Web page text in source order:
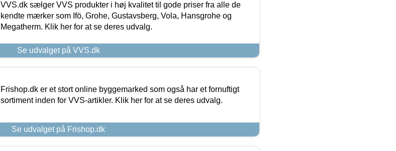
VVS.dk sælger VVS produkter i høj kvalitet til gode priser fra alle de
kendte mærker som Ifö, Grohe, Gustavsberg, Vola, Hansgrohe og
Megatherm. Klik her for at se deres udvalg.
Se udvalget på VVS.dk
Frishop.dk er et stort online byggemarked som også har et fornuftigt
sortiment inden for VVS-artikler. Klik her for at se deres udvalg.
Se udvalget på Frishop.dk